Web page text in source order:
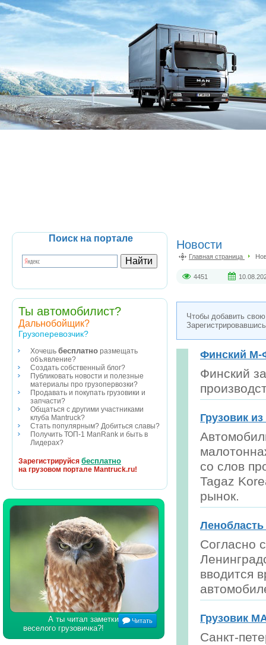
Поиск на портале
Ты автомобилист?
Дальнобойщик?
Грузоперевозчик?
Хочешь бесплатно размещать
объявление?
Создать собственный блог?
Публиковать новости и полезные
материалы про грузопервозки?
Продавать и покупать грузовики и
запчасти?
Общаться с другими участниками
клуба Mantruck?
Стать популярным? Добиться славы?
Получить ТОП-1 ManRank и быть в
Лидерах?
Зарегистрируйся бесплатно
на грузовом портале Mantruck.ru!
А ты читал заметки
веселого грузовичка?!
Читать
Новости
Главная страница
4451
Чтобы добавить
Финский М-
Финский
Грузовик
со слов
Tagaz
рынок.
Ленобласть
Согласно
вводится
Грузовик
Санкт-